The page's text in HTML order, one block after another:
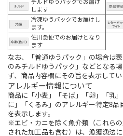
します
冷凍ゆうパックでお届けし
ます。
佐川急便でのお届けとなり
ます
なお、「普通ゆうパック」の場合は
のみチルドゆうパック」などとなる
ず、商品内容欄にその旨を表示してい
アレルギー情報について
商品に「小麦」「そば」「卵」「乳
に」「くるみ」のアレルギー特定8
を表示します。
※エビ・カニを除く魚介類（これら
された加工品も含む）は、漁獲漁法